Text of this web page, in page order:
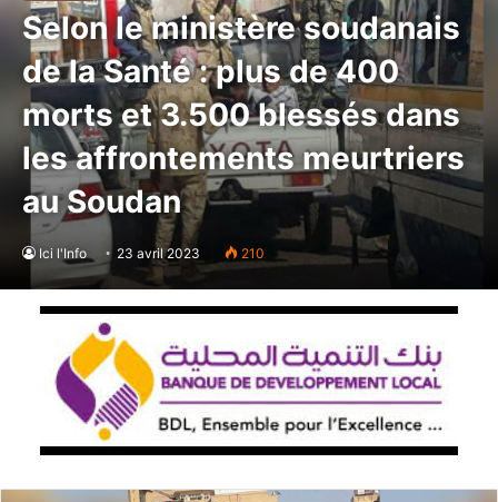
Selon le ministère soudanais
de la Santé : plus de 400
morts et 3.500 blessés dans
les affrontements meurtriers
au Soudan
Ici l'Info 23 avril 2023 210